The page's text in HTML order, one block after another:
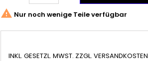
 Nur noch wenige Teile verfügbar
INKL. GESETZL. MWST. ZZGL. VERSANDKOSTEN